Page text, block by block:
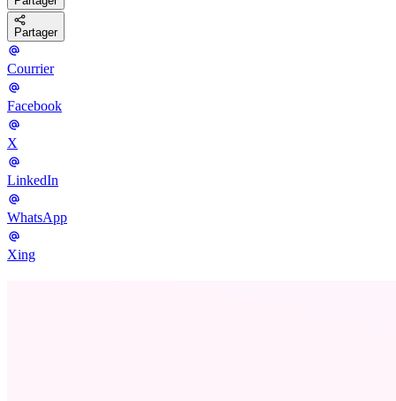
Partager
Courrier
Facebook
X
LinkedIn
WhatsApp
Xing